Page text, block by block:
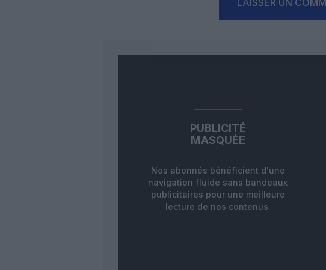
PUBLICITÉ
MASQUÉE
Nos abonnés bénéficient d'une
navigation fluide sans bandeaux
publicitaires pour une meilleure
lecture de nos contenus.